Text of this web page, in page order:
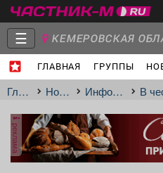
☰ КЕМЕРОВСКАЯ
ГЛАВНАЯ ГРУППЫ
Главная
Группы
Объявления
Главная Новости Информация В
реклама